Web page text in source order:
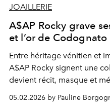
JOAILLERIE
A$AP Rocky grave
et l’or de Codognato
Entre héritage vénitien et
A$AP Rocky signent une
devient récit, masque et
05.02.2026 by Pauline